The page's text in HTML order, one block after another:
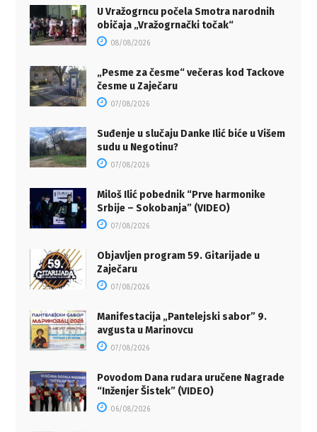
U Vražogrncu počela Smotra narodnih
običaja „Vražogrnački točak“
08/08/2026
„Pesme za česme“ večeras kod Tackove
česme u Zaječaru
07/08/2026
Suđenje u slučaju Danke Ilić biće u Višem
sudu u Negotinu?
07/08/2026
Miloš Ilić pobednik “Prve harmonike
Srbije – Sokobanja” (VIDEO)
07/08/2026
Objavljen program 59. Gitarijade u
Zaječaru
07/08/2026
Manifestacija „Pantelejski sabor” 9.
avgusta u Marinovcu
07/08/2026
Povodom Dana rudara uručene Nagrade
“Inženjer Šistek” (VIDEO)
06/08/2026